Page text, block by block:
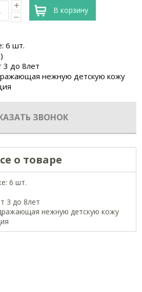
В корзину
6 шт.
3 до 8лет
нежную детскую кожу
ЗВОНОК
о товаре
6 шт.
3 до 8лет
нежную детскую кожу